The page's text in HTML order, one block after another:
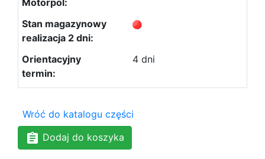
4 dni
Wróć do katalogu części
Dodaj do koszyka